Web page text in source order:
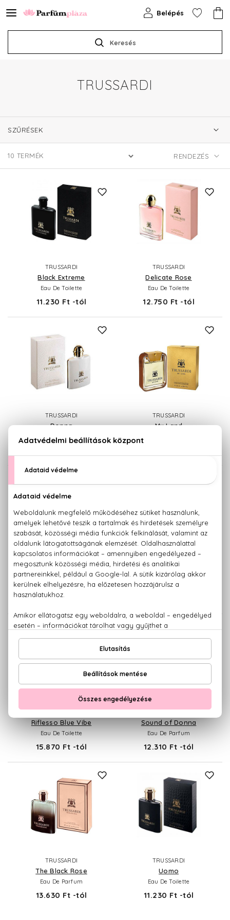
Keresés
Belépés
TRUSSARDI
SZŰRÉSEK
10 TERMÉK
TRUSSARDI
Black Extreme
Eau De Toilette
11.230 Ft -tól
TRUSSARDI
Delicate Rose
Eau De Toilette
12.750 Ft -tól
TRUSSARDI
Donna
Eau De Parfum
TRUSSARDI
My Land
TRUSSARDI
My Name
Eau De Parfum
19.580 Ft -tól
TRUSSARDI
My Scent
Eau De Toilette
Riflesso Blue Vibe
Eau De Toilette
15.870 Ft -tól
Sound of Donna
Eau De Parfum
12.310 Ft -tól
TRUSSARDI
The Black Rose
Eau De Parfum
13.630 Ft -tól
TRUSSARDI
Uomo
Eau De Toilette
11.230 Ft -tól